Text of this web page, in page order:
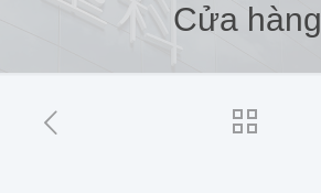
Cửa hàng